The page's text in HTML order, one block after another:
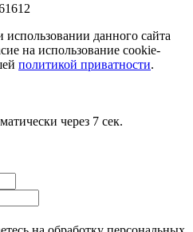
данного сайта
на использование cookie-
политикой приватности.
через 6 сек.